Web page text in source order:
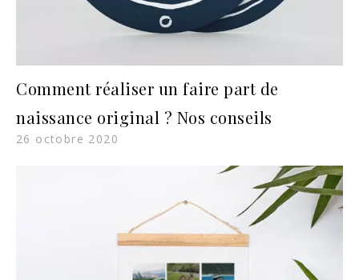
Comment réaliser un faire part de
naissance original ? Nos conseils
26 octobre 2020